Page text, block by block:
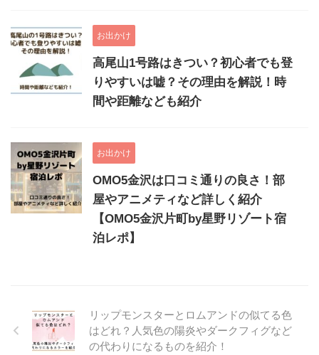
お出かけ
高尾山1号路はきつい？初心者でも登
りやすいは嘘？その理由を解説！時
間や距離なども紹介
お出かけ
OMO5金沢は口コミ通りの良さ！部
屋やアニメティなど詳しく紹介
【OMO5金沢片町by星野リゾート宿
泊レポ】
リップモンスターとロムアンドの似てる色
はどれ？人気色の陽炎やダークフィグなど
の代わりになるものを紹介！